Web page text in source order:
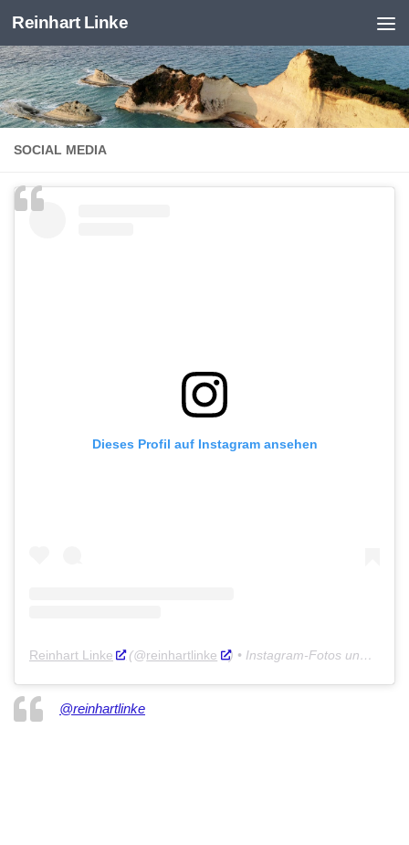
Zum Inhalt springen
Reinhart Linke
SOCIAL MEDIA
Dieses Profil auf Instagram ansehen
Reinhart Linke (@reinhartlinke ) • Instagram-Fotos und -Videos
@reinhartlinke